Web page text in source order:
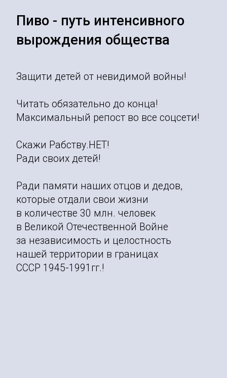
Пиво - путь интенсивного
вырождения общества
Защити детей от невидимой войны!
Читать обязательно до конца!
Максимальный репост во все соцсети!
Скажи Рабству.НЕТ!
Ради своих детей!
Ради памяти наших отцов и дедов,
которые отдали свои жизни
в количестве 30 млн. человек
в Великой Отечественной Войне
за независимость и целостность
нашей территории в границах
СССР 1945-1991гг.!